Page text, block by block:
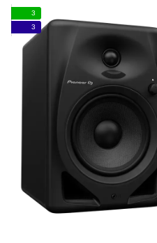
3
3